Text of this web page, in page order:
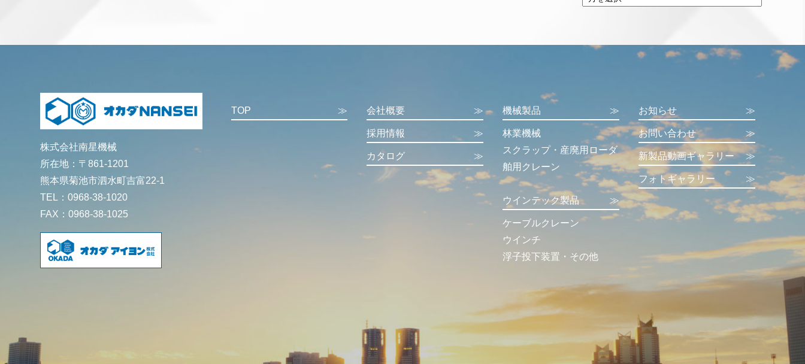
株式会社南星機械
所在地：〒861-1201
熊本県菊池市泗水町吉富22-1
TEL：0968-38-1020
FAX：0968-38-1025
TOP ≫ 会社概要 ≫
採用情報 ≫
カタログ ≫
機械製品 ≫
林業機械
スクラップ・産廃用ローダ
舶用クレーン
ウインテック製品 ≫
ケーブルクレーン
ウインチ
浮子投下装置・その他
お知らせ ≫
お問い合わせ ≫
新製品動画ギャラリー ≫
フォトギャラリー ≫